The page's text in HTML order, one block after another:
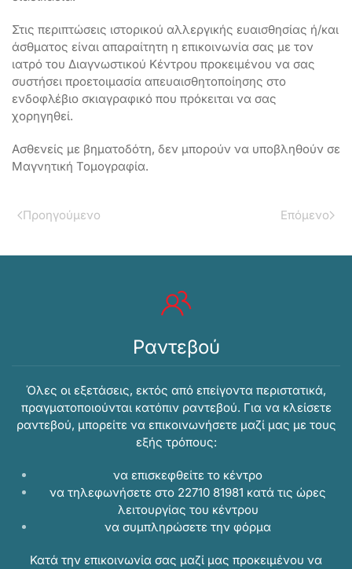
Στις περιπτώσεις ιστορικού αλλεργικής ευαισθησίας ή/και
άσθματος είναι απαραίτητη η επικοινωνία σας με τον
ιατρό του Διαγνωστικού Κέντρου προκειμένου να σας
συστήσει προετοιμασία απευαισθητοποίησης στο
ενδοφλέβιο σκιαγραφικό που πρόκειται να σας
χορηγηθεί.
Ασθενείς με βηματοδότη, δεν μπορούν να υποβληθούν σε
Μαγνητική Τομογραφία.
Προηγούμενο Επόμενο
Ραντεβού
Όλες οι εξετάσεις, εκτός από επείγοντα περιστατικά,
πραγματοποιούνται κατόπιν ραντεβού. Για να κλείσετε
ραντεβού, μπορείτε να επικοινωνήσετε μαζί μας με τους
εξής τρόπους:
να επισκεφθείτε το κέντρο
να τηλεφωνήσετε στο 22710 81981 κατά τις ώρες
λειτουργίας του κέντρου
να συμπληρώσετε την φόρμα
Κατά την επικοινωνία σας μαζί μας προκειμένου να